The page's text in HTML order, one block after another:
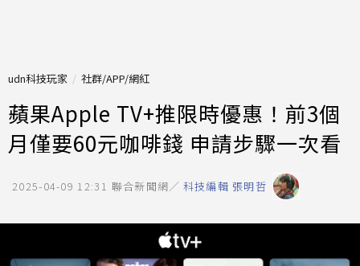
udn科技玩家 社群/APP/網紅
蘋果Apple TV+推限時優惠！前3個
月僅要60元咖啡錢 申請步驟一次看
2025-04-09 12:31 聯合新聞網／ 科技編輯 張明哲